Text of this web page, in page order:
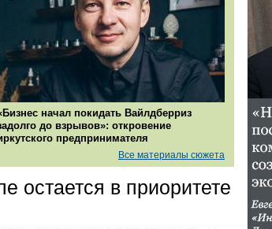
начал покидать Вайлдберриз
до взрывов»: откровение
предпринимателя
Все материалы сюжета
остается в приоритете